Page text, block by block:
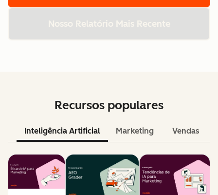
Nosso Relatório Mais Recente
Recursos populares
Inteligência Artificial Marketing Vendas